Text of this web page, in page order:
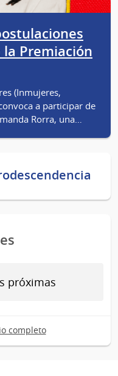
la Premiación
(Inmujeres,
a participar de
Rorra, una…
próximas
completo